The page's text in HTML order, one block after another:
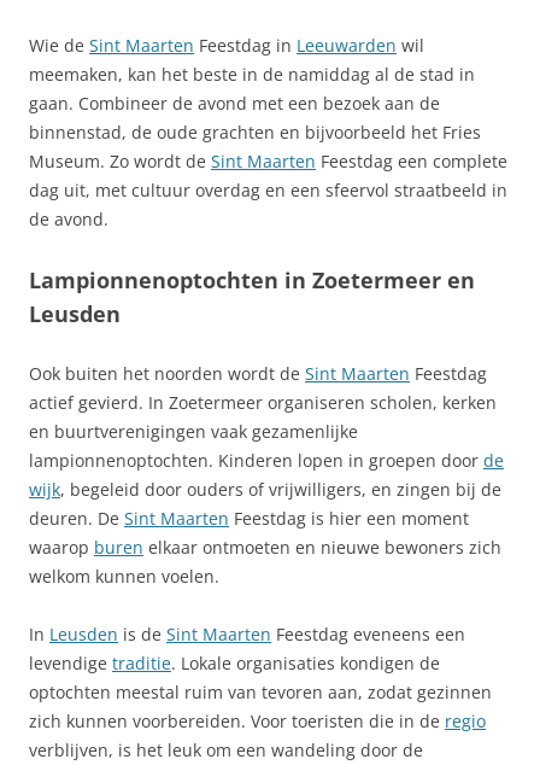
Wie de Sint Maarten Feestdag in Leeuwarden wil
meemaken, kan het beste in de namiddag al de stad in
gaan. Combineer de avond met een bezoek aan de
binnenstad, de oude grachten en bijvoorbeeld het Fries
Museum. Zo wordt de Sint Maarten Feestdag een complete
dag uit, met cultuur overdag en een sfeervol straatbeeld in
de avond.
Lampionnenoptochten in Zoetermeer en
Leusden
Ook buiten het noorden wordt de Sint Maarten Feestdag
actief gevierd. In Zoetermeer organiseren scholen, kerken
en buurtverenigingen vaak gezamenlijke
lampionnenoptochten. Kinderen lopen in groepen door de
wijk, begeleid door ouders of vrijwilligers, en zingen bij de
deuren. De Sint Maarten Feestdag is hier een moment
waarop buren elkaar ontmoeten en nieuwe bewoners zich
welkom kunnen voelen.
In Leusden is de Sint Maarten Feestdag eveneens een
levendige traditie. Lokale organisaties kondigen de
optochten meestal ruim van tevoren aan, zodat gezinnen
zich kunnen voorbereiden. Voor toeristen die in de regio
verblijven, is het leuk om een wandeling door de